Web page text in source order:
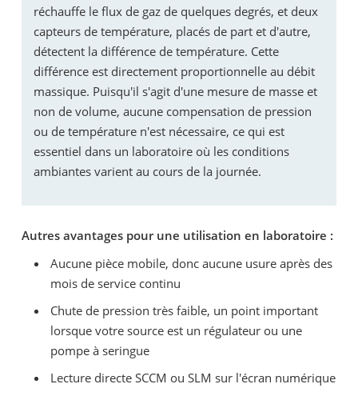
réchauffe le flux de gaz de quelques degrés, et deux
capteurs de température, placés de part et d'autre,
détectent la différence de température. Cette
différence est directement proportionnelle au débit
massique. Puisqu'il s'agit d'une mesure de masse et
non de volume, aucune compensation de pression
ou de température n'est nécessaire, ce qui est
essentiel dans un laboratoire où les conditions
ambiantes varient au cours de la journée.
Autres avantages pour une utilisation en laboratoire :
Aucune pièce mobile, donc aucune usure après des
mois de service continu
Chute de pression très faible, un point important
lorsque votre source est un régulateur ou une
pompe à seringue
Lecture directe SCCM ou SLM sur l'écran numérique